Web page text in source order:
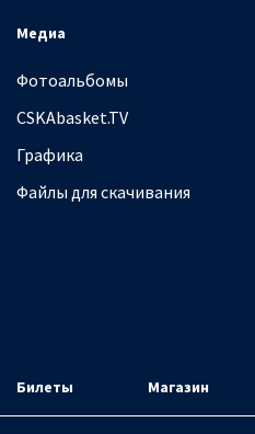
Медиа
Фотоальбомы
CSKAbasket.TV
Графика
Файлы для скачивания
Билеты Магазин